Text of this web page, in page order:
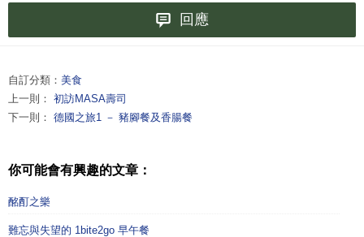
回應
自訂分類： 美食
上一則： 初訪MASA壽司
下一則： 德國之旅1 － 豬腳餐及香腸餐
你可能會有興趣的文章：
酩酊之樂
難忘與失望的 1bite2go 早午餐